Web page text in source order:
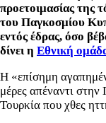
προετοιμασίας της
του Παγκοσμίου
εντός έδρας, όσο
δίνει η Εθνική
Η «επίσημη
μέρες απέναντι στην
Τουρκία που χθες